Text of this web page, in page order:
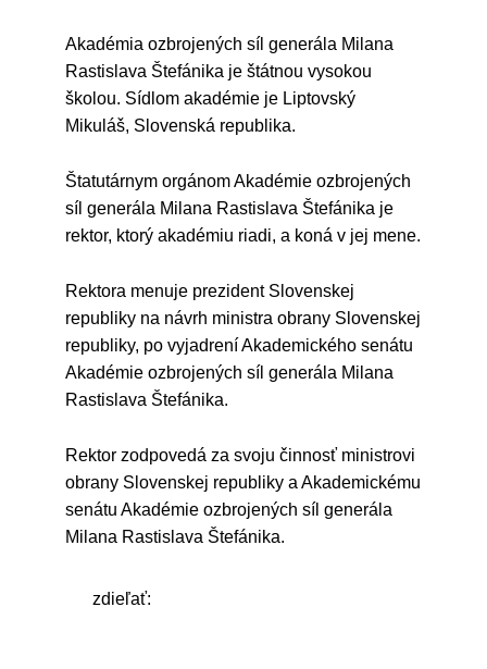
Akadémia ozbrojených síl generála Milana
Rastislava Štefánika je štátnou vysokou
školou. Sídlom akadémie je Liptovský
Mikuláš, Slovenská republika.
Štatutárnym orgánom Akadémie ozbrojených
síl generála Milana Rastislava Štefánika je
rektor, ktorý akadémiu riadi, a koná v jej mene.
Rektora menuje prezident Slovenskej
republiky na návrh ministra obrany Slovenskej
republiky, po vyjadrení Akademického senátu
Akadémie ozbrojených síl generála Milana
Rastislava Štefánika.
Rektor zodpovedá za svoju činnosť ministrovi
obrany Slovenskej republiky a Akademickému
senátu Akadémie ozbrojených síl generála
Milana Rastislava Štefánika.
zdieľať: